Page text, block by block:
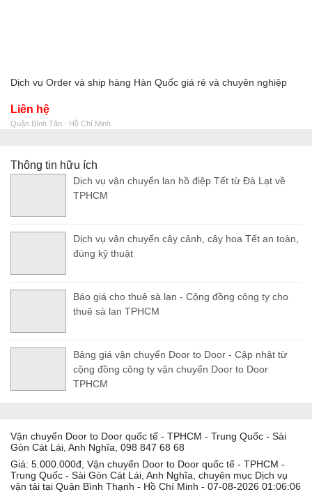
Dịch vụ Order và ship hàng Hàn Quốc giá rẻ và chuyên nghiệp
Liên hệ
Quận Bình Tân - Hồ Chí Minh
Thông tin hữu ích
Dịch vụ vận chuyển lan hồ điệp Tết từ Đà Lạt về
TPHCM
Dịch vụ vận chuyển cây cảnh, cây hoa Tết an toàn,
đúng kỹ thuật
Báo giá cho thuê sà lan - Cộng đồng công ty cho
thuê sà lan TPHCM
Bảng giá vận chuyển Door to Door - Cập nhật từ
cộng đồng công ty vận chuyển Door to Door
TPHCM
Vận chuyển Door to Door quốc tế - TPHCM - Trung Quốc - Sài
Gòn Cát Lái, Anh Nghĩa, 098 847 68 68
Giá: 5.000.000đ, Vận chuyển Door to Door quốc tế - TPHCM -
Trung Quốc - Sài Gòn Cát Lái, Anh Nghĩa, chuyên mục Dịch vụ
vận tải tại Quận Bình Thạnh - Hồ Chí Minh - 07-08-2026 01:06:06